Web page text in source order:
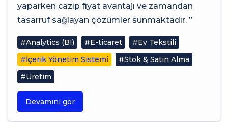
yaparken cazip fiyat avantajı ve zamandan
tasarruf sağlayan çözümler sunmaktadır. ”
#Analytics (BI) #E-ticaret
#Ev Tekstili
#İçerik Yönetim Sistemi
#Stok & Satın Alma
#Üretim
Devamını gör